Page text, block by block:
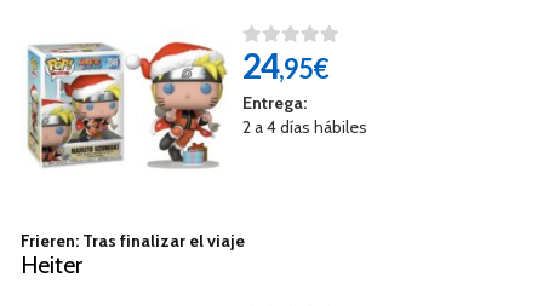
24,95€
Entrega:
2 a 4 días hábiles
Frieren: Tras finalizar el viaje
Heiter